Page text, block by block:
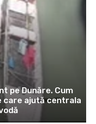
pe Dunăre. Cum
care ajută centrala